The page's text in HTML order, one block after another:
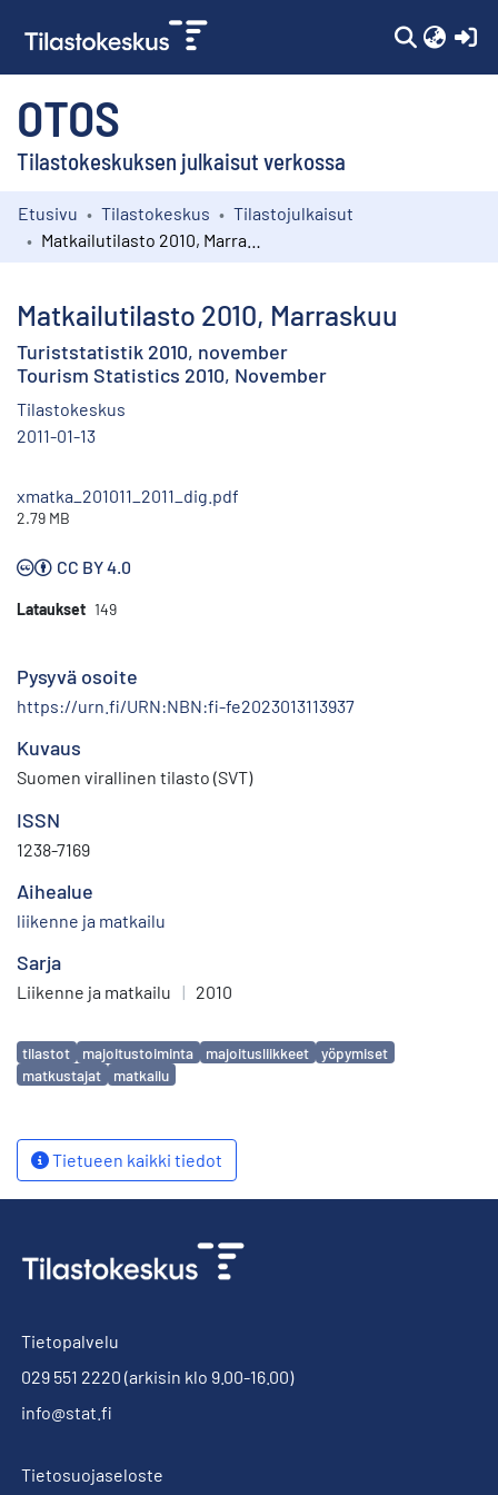
OTOS
Tilastokeskuksen julkaisut verkossa
Kokoelmat
Etusivu Tilastokeskus
Tilastojulkaisut
Matkailutilasto 2010, Marraskuu
Turiststatistik 2010, november
Tourism Statistics 2010, November
Tilastokeskus
2011-01-13
xmatka_201011_2011_dig.pdf
2.79 MB
CC BY 4.0
Lataukset 149
Pysyvä osoite
https://urn.fi/URN:NBN:fi-fe2023013113937
Kuvaus
Suomen virallinen tilasto (SVT)
ISSN
1238-7169
Aihealue
liikenne ja matkailu
Sarja
Liikenne ja matkailu | 2010
Avainsanat
tilastot majoitustoiminta majoitusliikkeet
yöpymiset
matkustajat
matkailu
Tietueen kaikki tiedot
Tietopalvelu
029 551 2220 (arkisin klo 9.00-16.00)
info@stat.fi
Tietosuojaseloste